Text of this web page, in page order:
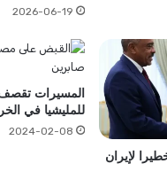
2026-06-19
لإيران
المسيرات
للمليشيا في
2024-02-08